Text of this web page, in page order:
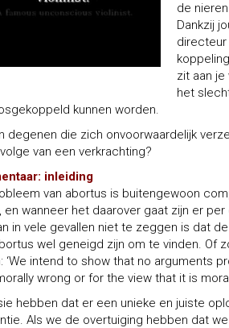
de
Dankzij
directeur
zit aan
het
kunnen worden.
degenen die zich onvoorwaardelijk
van een verkrachting?
inleiding
van abortus is buitengewoon
en wanneer het daarover gaat zijn er
in vele gevallen niet te zeggen is dat
wel geneigd zijn om te vinden. Of
‘We intend to show that no arguments
wrong or for the view that it is
hebben dat er een unieke en juiste
Als we de overtuiging hebben dat